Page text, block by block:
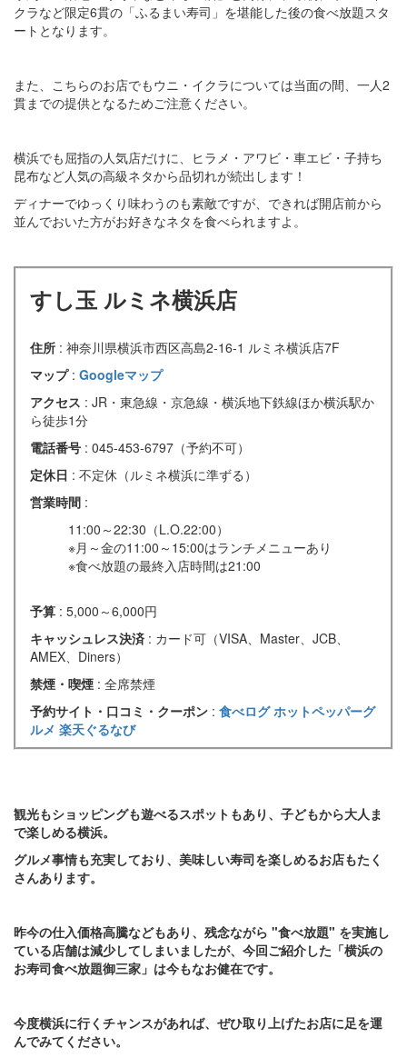
クラなど限定6貫の「ふるまい寿司」を堪能した後の食べ放題スタ
ートとなります。
また、こちらのお店でもウニ・イクラについては当面の間、一人2
貫までの提供となるためご注意ください。
横浜でも屈指の人気店だけに、ヒラメ・アワビ・車エビ・子持ち
昆布など人気の高級ネタから品切れが続出します！
ディナーでゆっくり味わうのも素敵ですが、できれば開店前から
並んでおいた方がお好きなネタを食べられますよ。
すし玉 ルミネ横浜店
住所 : 神奈川県横浜市西区高島2-16-1 ルミネ横浜店7F
マップ : Googleマップ
アクセス : JR・東急線・京急線・横浜地下鉄線ほか横浜駅か
ら徒歩1分
電話番号 : 045-453-6797（予約不可）
定休日 : 不定休（ルミネ横浜に準ずる）
営業時間 :
11:00～22:30（L.O.22:00）
※月～金の11:00～15:00はランチメニューあり
※食べ放題の最終入店時間は21:00
予算 : 5,000～6,000円
キャッシュレス決済 : カード可（VISA、Master、JCB、
AMEX、Diners）
禁煙・喫煙 : 全席禁煙
予約サイト・口コミ・クーポン : 食べログホットペッパーグ
ルメ 楽天ぐるなび
観光もショッピングも遊べるスポットもあり、子どもから大人ま
で楽しめる横浜。
グルメ事情も充実しており、美味しい寿司を楽しめるお店もたく
さんあります。
昨今の仕入価格高騰などもあり、残念ながら "食べ放題" を実施し
ている店舗は減少してしまいましたが、今回ご紹介した「横浜の
お寿司食べ放題御三家」は今もなお健在です。
今度横浜に行くチャンスがあれば、ぜひ取り上げたお店に足を運
んでみてください。